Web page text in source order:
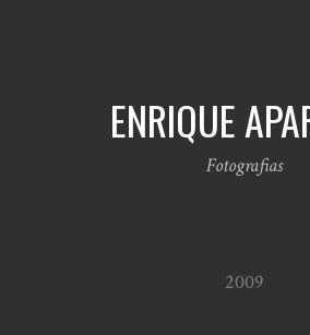
ENRIQUE
Fotografias
2009